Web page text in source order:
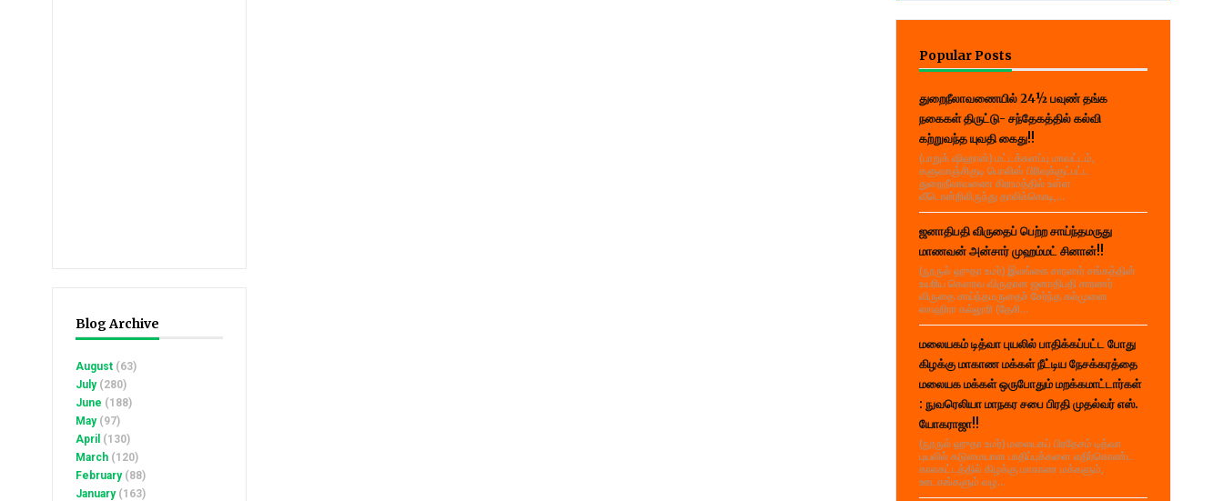
Blog Archive
August (63)
July(280)
June (188)
May(97)
April (130)
March (120)
February(88)
January(163)
Popular Posts
துறைநீலாவணையில் 24½ பவுண் தங்க
நகைகள் திருட்டு- சந்தேகத்தில் கல்வி
கற்றுவந்த யுவதி கைது!!
(பாறுக் ஷிஹான்) மட்டக்களப்பு மாவட்டம்,
களுவாஞ்சிகுடி பொலிஸ் பிரிவுக்குட்பட்ட
துறைநீலாவணை கிராமத்தில் உள்ள
வீடொன்றிலிருந்து தாலிக்கொடி,...
ஜனாதிபதி விருதைப் பெற்ற சாய்ந்தமருது
மாணவன் அன்சார் முஹம்மட் சினான்!!
(நூருல் ஹுதா உமர்) இலங்கை சாரணர் சங்கத்தின்
உயரிய கௌரவ விருதான ஜனாதிபதி சாரணர்
விருதை சாய்ந்தமருதைச் சேர்ந்த கல்முனை
ஸாஹிரா கல்லூரி (தேசி...
மலையகம் டித்வா புயலில் பாதிக்கப்பட்ட போது
கிழக்கு மாகாண மக்கள் நீட்டிய நேசக்கரத்தை
மலையக மக்கள் ஒருபோதும் மறக்கமாட்டார்கள்
: நுவரெலியா மாநகர சபை பிரதி முதல்வர் எஸ்.
யோகராஜா!!
(நூருல் ஹுதா உமர்) மலையகப் பிரதேசம் டித்வா
புயலில் கடுமையான பாதிப்புக்களை எதிர்கொண்ட
காலகட்டத்தில் கிழக்கு மாகாண மக்களும்,
ஊடகங்களும் வழ...